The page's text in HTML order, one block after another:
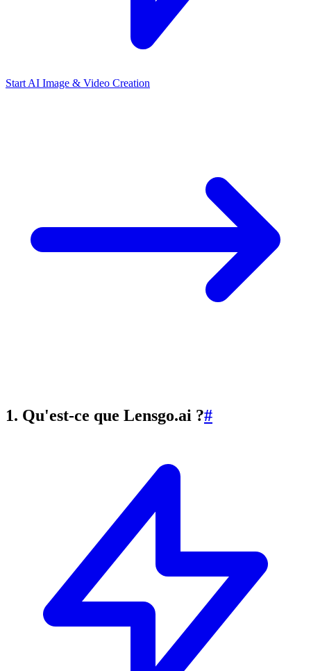
Start AI Image & Video Creation
1. Qu'est-ce que Lensgo.ai ?#